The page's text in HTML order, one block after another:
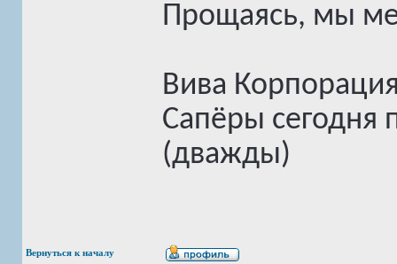
Прощаясь, мы
Вива
Сапёры сегодня
(дважды)
Вернуться к началу